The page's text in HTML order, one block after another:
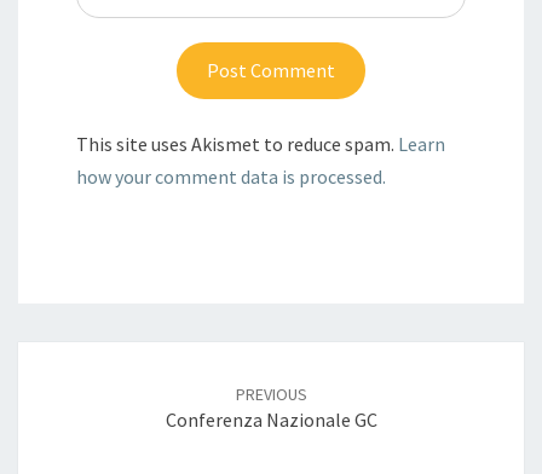
This site uses Akismet to reduce spam. Learn
how your comment data is processed.
PREVIOUS
Conferenza Nazionale GC